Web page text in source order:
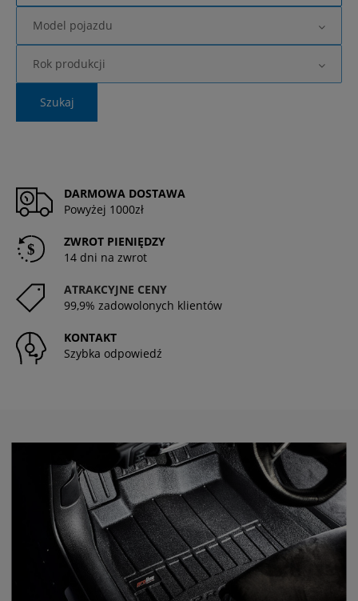
Model pojazdu
Rok produkcji
Szukaj
DARMOWA DOSTAWA
Powyżej 1000zł
ZWROT PIENIĘDZY
14 dni na zwrot
ATRAKCYJNE CENY
99,9% zadowolonych klientów
KONTAKT
Szybka odpowiedź